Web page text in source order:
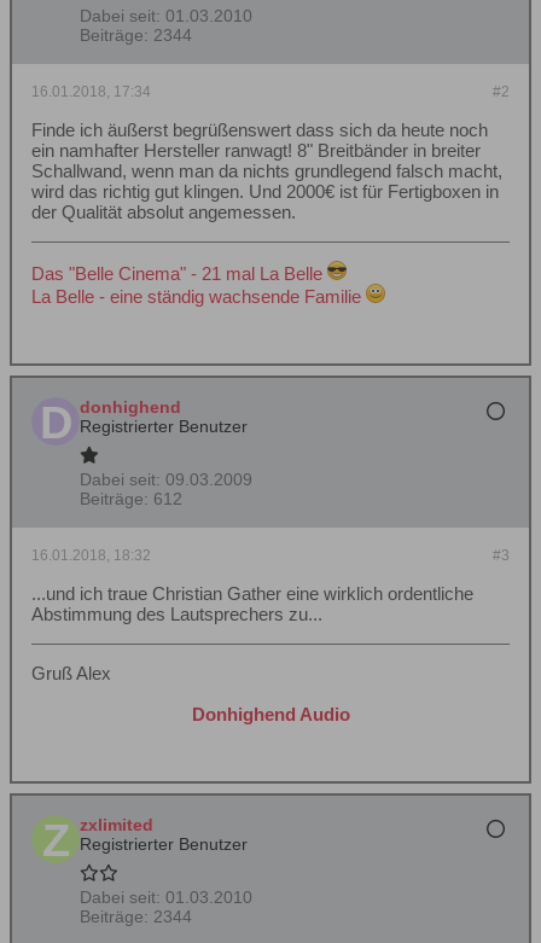
Dabei seit: 01.03.2010
Beiträge: 2344
#2
16.01.2018, 17:34
Finde ich äußerst begrüßenswert dass sich da heute noch
ein namhafter Hersteller ranwagt! 8" Breitbänder in breiter
Schallwand, wenn man da nichts grundlegend falsch macht,
wird das richtig gut klingen. Und 2000€ ist für Fertigboxen in
der Qualität absolut angemessen.
Das "Belle Cinema" - 21 mal La Belle
La Belle - eine ständig wachsende Familie
donhighend
Registrierter Benutzer
Dabei seit: 09.03.2009
Beiträge: 612
#3
16.01.2018, 18:32
...und ich traue Christian Gather eine wirklich ordentliche
Abstimmung des Lautsprechers zu...
Gruß Alex
Donhighend Audio
zxlimited
Registrierter Benutzer
Dabei seit: 01.03.2010
Beiträge: 2344